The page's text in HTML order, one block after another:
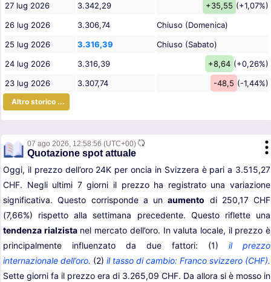
27 lug 2026
3.342,29 +35,55 (+1,07%)
26 lug 2026
3.306,74
Chiuso (Domenica)
25 lug 2026
3.316,39
Chiuso (Sabato)
24 lug 2026
3.316,39 +8,64 (+0,26%)
23 lug 2026
3.307,74 -48,5 (-1,44%)
Altro storico ...
07 ago 2026, 12:58:56 (UTC+00)
Quotazione spot attuale
Oggi, il prezzo dell’oro 24K per oncia in Svizzera è pari a 3.515,27
CHF. Negli ultimi 7 giorni il prezzo ha registrato una variazione
significativa. Questo corrisponde a unaumento di 250,17 CHF
(7,66%) rispetto alla settimana precedente. Questo riflette una
tendenza rialzistanel mercato dell’oro. In valuta locale, il prezzo è
principalmente influenzato da due fattori: (1) il prezzo
internazionale dell’oro. (2) il tasso di cambio: Franco svizzero (CHF).
Sette giorni fa il prezzo era di 3.265,09 CHF. Da allora si è mosso in